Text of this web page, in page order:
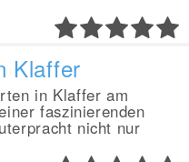
Klaffer
in Klaffer am
faszinierenden
nicht nur